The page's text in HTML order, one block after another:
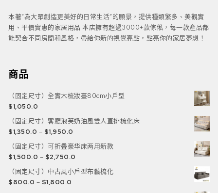
本著“為大眾創造更美好的日常生活”的願景，提供種類繁多、美觀實
用、平價實惠的家居用品 本店擁有超過3000+款傢俬，每一款產品都
能契合不同房間和風格，帶給你新的視覺亮點，點亮你的家居夢想！
商品
（固定尺寸）全實木梳妝臺80cm小戶型
$1,050.0
（固定尺寸）客廳泡芙奶油風雙人直排梳化床
$1,350.0 – $1,950.0
（固定尺寸）可折叠豪华床两用新款
$1,500.0 – $2,750.0
（固定尺寸）中古風小戶型布藝梳化
$800.0 – $1,800.0